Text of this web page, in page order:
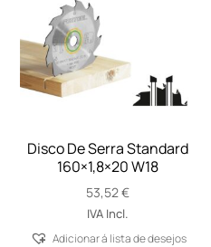
Disco De Serra Standard
160×1,8×20 W18
53,52€
IVA Incl.
Adicionar á lista de desejos